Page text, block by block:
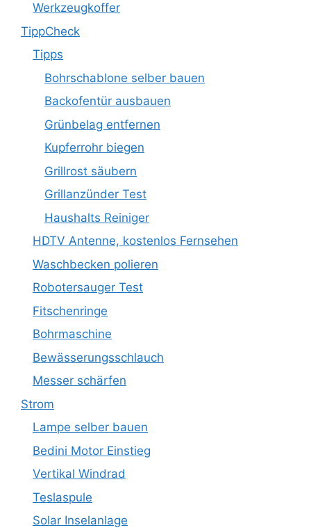
Werkzeugkoffer
TippCheck
Tipps
Bohrschablone selber bauen
Backofentür ausbauen
Grünbelag entfernen
Kupferrohr biegen
Grillrost säubern
Grillanzünder Test
Haushalts Reiniger
HDTV Antenne, kostenlos Fernsehen
Waschbecken polieren
Robotersauger Test
Fitschenringe
Bohrmaschine
Bewässerungsschlauch
Messer schärfen
Strom
Lampe selber bauen
Bedini Motor Einstieg
Vertikal Windrad
Teslaspule
Solar Inselanlage